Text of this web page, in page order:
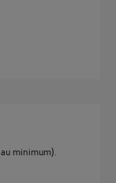
minimum).